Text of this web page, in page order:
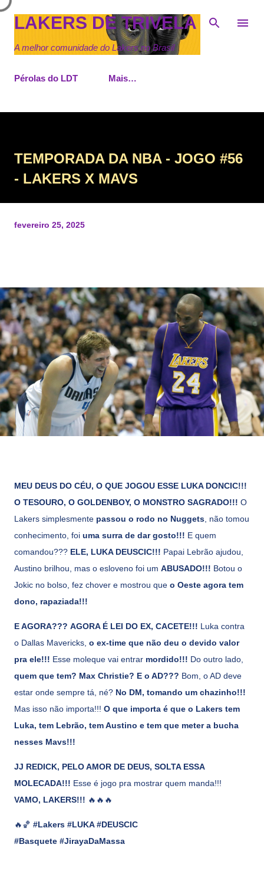
Pular para o conteúdo principal
LAKERS DE TRIVELA
A melhor comunidade do Lakers no Brasil
Pérolas do LDT Mais…
TEMPORADA DA NBA - JOGO #56
- LAKERS X MAVS
fevereiro 25, 2025
MEU DEUS DO CÉU, O QUE JOGOU ESSE LUKA DONCIC!!!
O TESOURO, O GOLDENBOY, O MONSTRO SAGRADO!!! O
Lakers simplesmente passou o rodo no Nuggets , não tomou
conhecimento, foi uma surra de dar gosto!!! E quem
comandou??? ELE, LUKA DEUSCIC!!! Papai Lebrão ajudou,
Austino brilhou, mas o esloveno foi um ABUSADO!!! Botou o
Jokic no bolso, fez chover e mostrou que o Oeste agora tem
dono, rapaziada!!!
E AGORA??? AGORA É LEI DO EX, CACETE!!! Luka contra
o Dallas Mavericks, o ex-time que não deu o devido valor
pra ele!!! Esse moleque vai entrar mordido!!! Do outro lado,
quem que tem? Max Christie? E o AD??? Bom, o AD deve
estar onde sempre tá, né? No DM, tomando um chazinho!!!
Mas isso não importa!!! O que importa é que o Lakers tem
Luka, tem Lebrão, tem Austino e tem que meter a bucha
nesses Mavs!!!
JJ REDICK, PELO AMOR DE DEUS, SOLTA ESSA
MOLECADA!!! Esse é jogo pra mostrar quem manda!!!
VAMO, LAKERS!!! 🔥🔥🔥
🔥🏀 #Lakers #LUKA #DEUSCIC
#Basquete #JirayaDaMassa